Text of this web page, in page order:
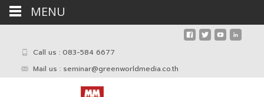
Call us : 083-584 6677
Mail us : seminar@greenworldmedia.co.th
MENU